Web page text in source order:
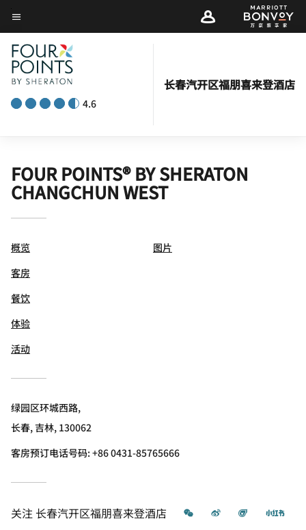
Skip
to
main
content
菜单文本
4.6
长春汽开区福朋喜来登酒店
FOUR POINTS® BY SHERATON
CHANGCHUN WEST
概览
客房
餐饮
体验
活动
图片
绿园区环城西路,
长春, 吉林, 130062
客房预订电话号码: +86 0431-85765666
关注长春汽开区福朋喜来登酒店 微信 微博 飞猪 小